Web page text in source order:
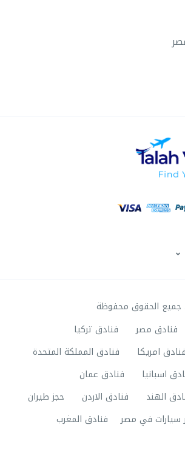
فنادق مصر
فنادق تركيا
فنادق امريكا
فنادق المملكة المتحدة
اسبانيا
فنادق عمان
الهند فنادق الاردن
حجز طيران
سيارات في مصر فنادق المغرب